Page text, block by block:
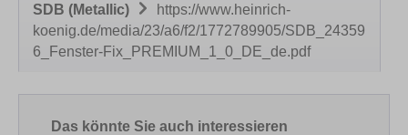
SDB (Metallic)
https://www.heinrich-
koenig.de/media/23/a6/f2/1772789905/SDB_24359
6_Fenster-Fix_PREMIUM_1_0_DE_de.pdf
Produktgalerie überspringen
Das könnte Sie auch interessieren